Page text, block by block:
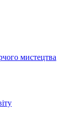
мистецтва